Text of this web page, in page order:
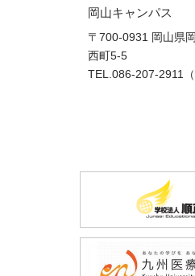
岡山キャンパス
〒700-0931 岡山県
西町5-5
TEL.086-207-2911（